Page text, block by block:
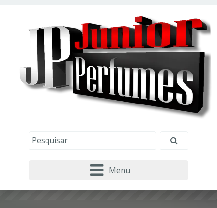
Menu
para lembrar e entender como você usa nosso
site, analisar seu uso de nossos produtos e
serviços, ajudar com nossos esforços de
marketing e fornecer conteúdo de terceiros. Leia
Política de Cookies e Privacidade
Eu aceito